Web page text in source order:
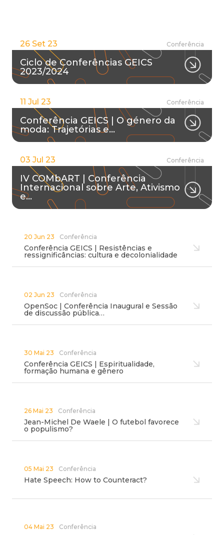
26 Set 23 Conferência
Ciclo de Conferências GEICS
2023/2024
11 Jul 23 Conferência
Conferência GEICS | O género da
moda: Trajetórias e…
03 Jul 23 Conferência
IV COMbART | Conferência
Internacional sobre Arte, Ativismo
e…
20 Jun 23 Conferência
Conferência GEICS | Resistências e
ressignificâncias: cultura e decolonialidade
02 Jun 23 Conferência
OpenSoc | Conferência Inaugural e Sessão
de discussão pública…
30 Mai 23 Conferência
Conferência GEICS | Espiritualidade,
formação humana e gênero
26 Mai 23 Conferência
Jean-Michel De Waele | O futebol favorece
o populismo?
05 Mai 23 Conferência
Hate Speech: How to Counteract?
04 Mai 23 Conferência